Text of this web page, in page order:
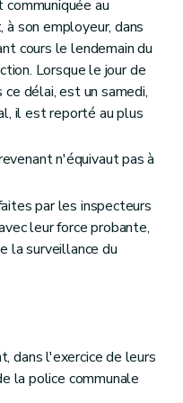
au
son employeur, dans
cours le lendemain du
Lorsque le jour de
délai, est un samedi,
il est reporté au plus
n'équivaut pas à
par les inspecteurs
leur force probante,
la surveillance du
dans l'exercice de leurs
la police communale